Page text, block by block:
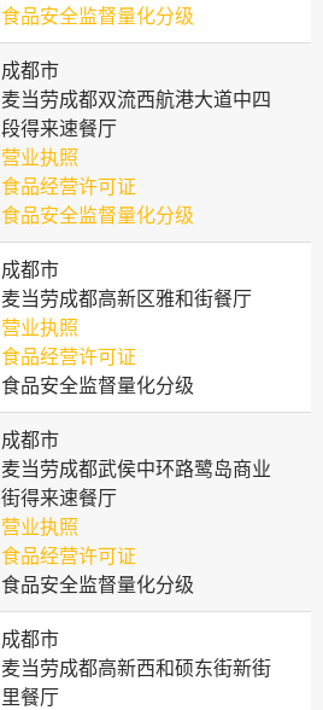
食品安全监督量化分级
成都市
麦当劳成都双流西航港大道中四
段得来速餐厅
营业执照
食品经营许可证
食品安全监督量化分级
成都市
麦当劳成都高新区雅和街餐厅
营业执照
食品经营许可证
食品安全监督量化分级
成都市
麦当劳成都武侯中环路鹭岛商业
街得来速餐厅
营业执照
食品经营许可证
食品安全监督量化分级
成都市
麦当劳成都高新西和硕东街新街
里餐厅